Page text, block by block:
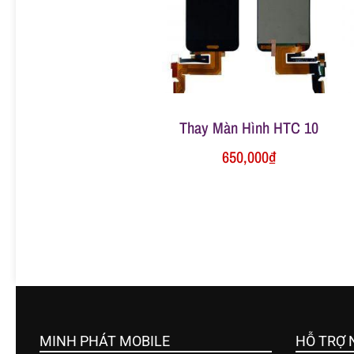
n
t
Thay Màn Hình HTC 10
650,000₫
MINH PHÁT MOBILE HỖ TRỢ